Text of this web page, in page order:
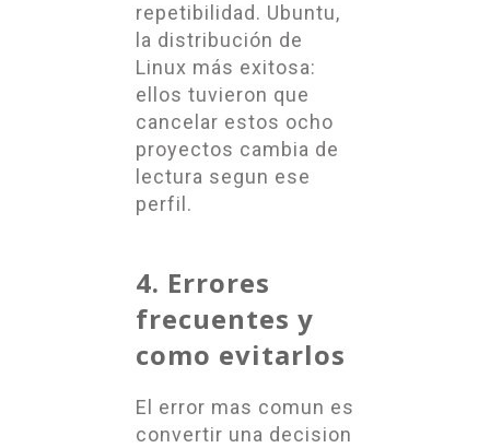
repetibilidad. Ubuntu,
la distribución de
Linux más exitosa:
ellos tuvieron que
cancelar estos ocho
proyectos cambia de
lectura segun ese
perfil.
4. Errores
frecuentes y
como evitarlos
El error mas comun es
convertir una decision